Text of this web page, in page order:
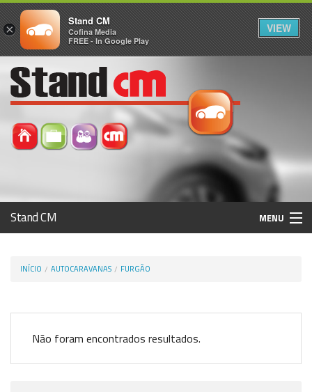
Stand CM MENU
Registo / Login
Anunciar Agora
INÍCIO AUTOCARAVANAS FURGÃO
Não foram encontrados resultados.
×
Stand CM
Cofina Media
FREE - In Google Play
VIEW